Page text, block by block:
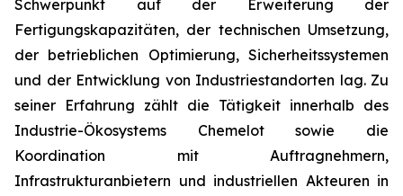
Schwerpunkt auf der Erweiterung der
Fertigungskapazitäten, der technischen Umsetzung,
der betrieblichen Optimierung, Sicherheitssystemen
und der Entwicklung von Industriestandorten lag. Zu
seiner Erfahrung zählt die Tätigkeit innerhalb des
Industrie-Ökosystems Chemelot sowie die
Koordination mit Auftragnehmern,
Infrastrukturanbietern und industriellen Akteuren in